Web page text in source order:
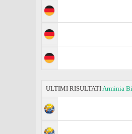
ULTIMI RISULTATIArminia